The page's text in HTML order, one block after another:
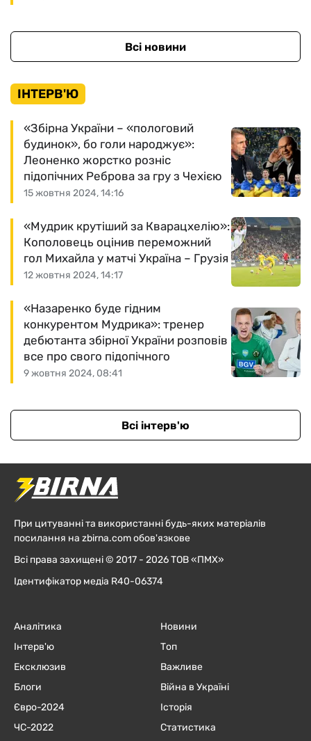
Всі новини
ІНТЕРВ'Ю
15 жовтня 2024, 14:16
«Збірна України – «пологовий
будинок», бо голи народжує»:
Леоненко жорстко розніс
підопічних Реброва за гру з Чехією
12 жовтня 2024, 14:17
«Мудрик крутіший за Кварацхелію»:
Кополовець оцінив переможний
гол Михайла у матчі Україна – Грузія
9 жовтня 2024, 08:41
«Назаренко буде гідним
конкурентом Мудрика»: тренер
дебютанта збірної України розповів
все про свого підопічного
Всі інтерв'ю
При цитуванні та використанні будь-яких матеріалів
посилання на zbirna.com обов'язкове
Всі права захищені © 2017 - 2026 ТОВ «ПМХ»
Ідентифікатор медіа R40-06374
Аналітика
Інтерв'ю
Ексклюзив
Блоги
Євро-2024
ЧC-2022
Новини
Топ
Важливе
Війна в Україні
Історія
Статистика